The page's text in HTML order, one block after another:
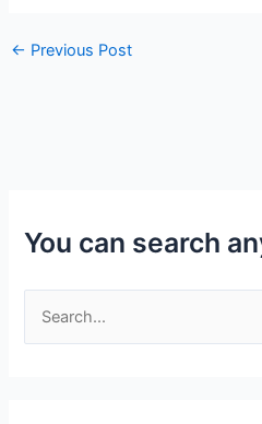
← Previous Post
You can search